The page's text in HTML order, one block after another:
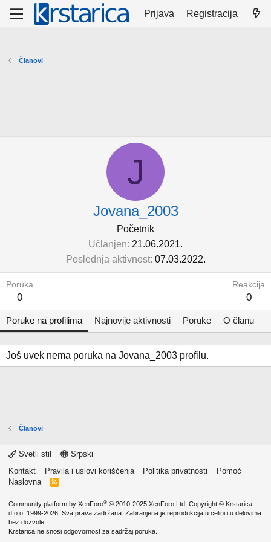
Prijava Registracija
Članovi
J
Jovana_2003
Početnik
Učlanjen 21.06.2021.
Poslednja aktivnost 07.03.2022.
Poruka
0
Reakcija
0
Poruke na profilima Najnovije aktivnosti Poruke O članu
Još uvek nema poruka na Jovana_2003 profilu.
Članovi
Svetli stil
Srpski
Kontakt
Pravila i uslovi korišćenja Politika privatnosti
Pomoć
Naslovna
R
Community platform by XenForo® © 2010-2025 XenForo Ltd. Copyright © Krstarica
d.o.o. 1999-2026. Sva prava zadržana. Zabranjena je reprodukcija u celini i u delovima
bez dozvole.
Krstarica ne snosi odgovornost za sadržaj poruka.